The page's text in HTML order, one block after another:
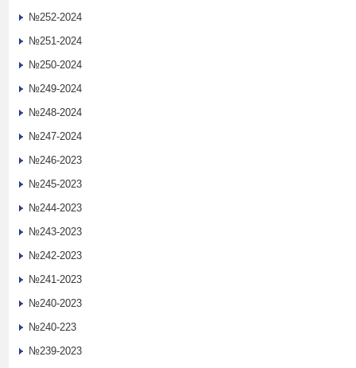
№252-2024
№251-2024
№250-2024
№249-2024
№248-2024
№247-2024
№246-2023
№245-2023
№244-2023
№243-2023
№242-2023
№241-2023
№240-2023
№240-223
№239-2023